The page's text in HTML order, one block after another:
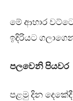
මේ ආහාර
ඉදිරියට
පලවෙනි පියවර
පළමු දින